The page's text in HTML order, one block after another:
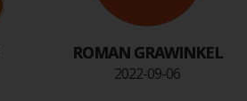
ROMAN GRAWINKEL
2022-09-06